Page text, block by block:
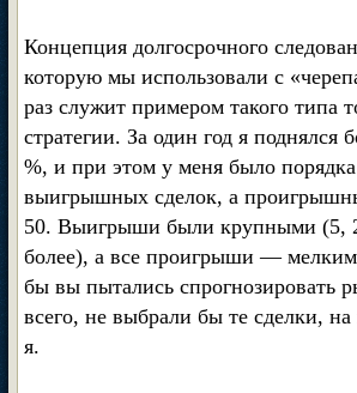
Концепция долгосрочного
которую мы использовали с
раз служит примером такого типа
стратегии. За один год я поднялся
%, и при этом у меня было
выигрышных сделок, а
50. Выигрыши были крупными (5,
более), а все проигрыши —
бы вы пытались спрогнозировать
всего, не выбрали бы те сделки,
я.